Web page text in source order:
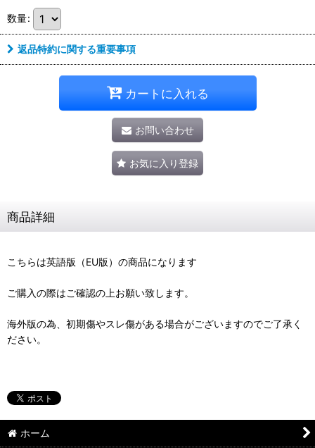
数量:
返品特約に関する重要事項
カートに入れる
お問い合わせ
お気に入り登録
商品詳細
こちらは英語版（EU版）の商品になります
ご購入の際はご確認の上お願い致します。
海外版の為、初期傷やスレ傷がある場合がございますのでご了承く
ださい。
ホーム